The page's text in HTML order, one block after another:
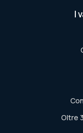
I
Oltre